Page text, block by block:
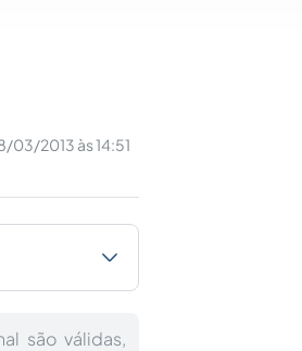
03/2013 às 14:51
são válidas,